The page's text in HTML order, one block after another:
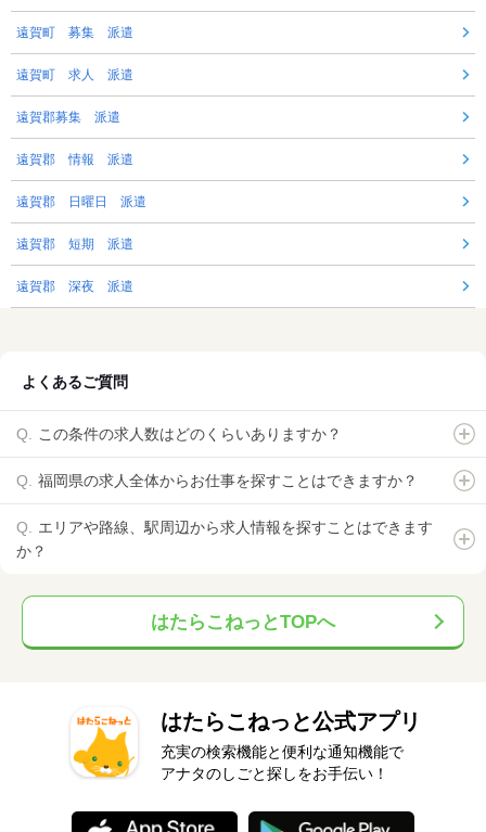
遠賀町 募集 派遣
遠賀町 求人 派遣
遠賀郡募集 派遣
遠賀郡 情報 派遣
遠賀郡 日曜日 派遣
遠賀郡 短期 派遣
遠賀郡 深夜 派遣
よくあるご質問
この条件の求人数はどのくらいありますか？
福岡県の求人全体からお仕事を探すことはできますか？
エリアや路線、駅周辺から求人情報を探すことはできます
か？
はたらこねっとTOPへ
はたらこねっと公式アプリ
充実の検索機能と便利な通知機能で
アナタのしごと探しをお手伝い！